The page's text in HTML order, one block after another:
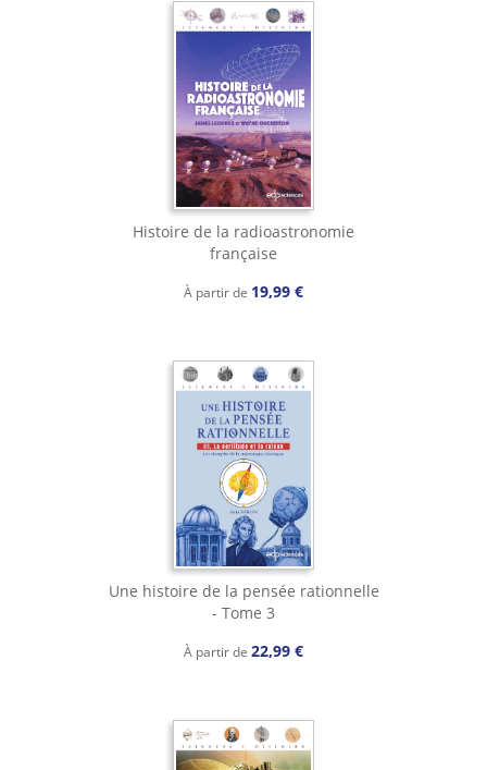
Histoire de la radioastronomie
française
À partir de 19,99 €
Une histoire de la pensée rationnelle
- Tome 3
À partir de 22,99 €